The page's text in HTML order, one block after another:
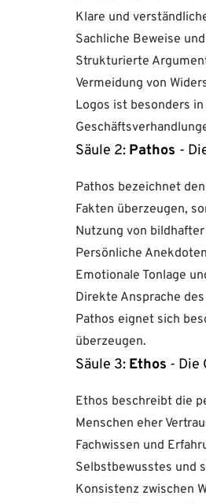
Klare und
Sachliche Beweise
Strukturierte
Vermeidung von
Logos ist besonders
Säule 2: Pathos -
Pathos bezeichnet
Fakten überzeugen,
Nutzung von
Persönliche
Emotionale Tonlage
Direkte Ansprache
Pathos eignet sich
überzeugen.
Säule 3: Ethos - Die
Ethos beschreibt die
Menschen eher
Fachwissen und
Selbstbewusstes und
Konsistenz zwischen